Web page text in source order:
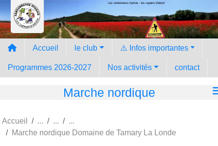
Les randonneurs hyèrois - les copains d'abord
Accueil le club ⚠️ Infos importantes
Programmes 2026-2027 Nos activités contact
Marche nordique
Accueil
Marche nordique Domaine de Tamary La Londe
Panneau de gestion des cookies